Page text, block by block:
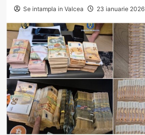
Se intampla in Valcea 23 ianuarie 2026